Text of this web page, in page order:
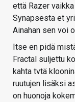
että Razer
Synapsesta et
Ainahan sen voi
Itse en pidä
Fractal suljettu
kahta tvtä
ruutujen lisäksi
on huonoja